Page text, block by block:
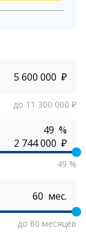
₽
до 11 300 000 ₽
%
₽
49 %
мес.
до 60 месяцев